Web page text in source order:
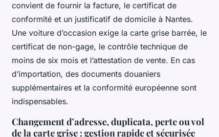
convient de fournir la facture, le certificat de
conformité et un justificatif de domicile à Nantes.
Une voiture d’occasion exige la carte grise barrée, le
certificat de non-gage, le contrôle technique de
moins de six mois et l’attestation de vente. En cas
d’importation, des documents douaniers
supplémentaires et la conformité européenne sont
indispensables.
Changement d’adresse, duplicata, perte ou vol
de la carte grise : gestion rapide et sécurisée